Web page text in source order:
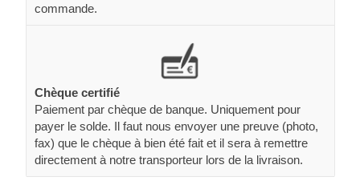
commande.
Chèque certifié
Paiement par chèque de banque. Uniquement pour
payer le solde. Il faut nous envoyer une preuve (photo,
fax) que le chèque à bien été fait et il sera à remettre
directement à notre transporteur lors de la livraison.